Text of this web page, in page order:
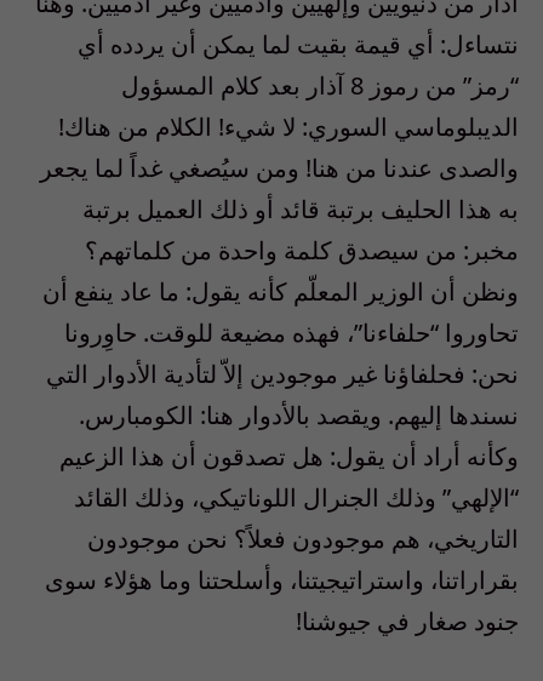
نتساءل: أي قيمة بقيت لما يمكن أن يردده أي
“رمز” من رموز 8 آذار بعد كلام المسؤول
الديبلوماسي السوري: لا شيء! الكلام من هناك!
والصدى عندنا من هنا! ومن سيُصغي غداً لما يجعر
به هذا الحليف برتبة قائد أو ذلك العميل برتبة
مخبر: من سيصدق كلمة واحدة من كلماتهم؟
ونظن أن الوزير المعلّم كأنه يقول: ما عاد ينفع أن
تحاوروا “حلفاءنا”، فهذه مضيعة للوقت. حاوِرونا
نحن: فحلفاؤنا غير موجودين إلاّ لتأدية الأدوار التي
نسندها إليهم. ويقصد بالأدوار هنا: الكومبارس.
وكأنه أراد أن يقول: هل تصدقون أن هذا الزعيم
“الإلهي” وذلك الجنرال اللوناتيكي، وذلك القائد
التاريخي، هم موجودون فعلاً؟ نحن موجودون
بقراراتنا، واستراتيجيتنا، وأسلحتنا وما هؤلاء سوى
جنود صغار في جيوشنا!